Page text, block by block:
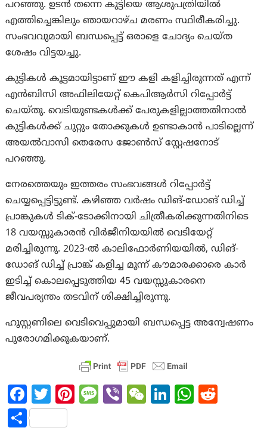
പറഞ്ഞു. ഉടൻ തന്നെ കുട്ടിയെ ആശുപത്രിയിൽ
എത്തിച്ചെങ്കിലും ഞായറാഴ്ച മരണം സ്ഥിരീകരിച്ചു.
സംഭവവുമായി ബന്ധപ്പെട്ട് ഒരാളെ ചോദ്യം ചെയ്ത
ശേഷം വിട്ടയച്ചു.
കുട്ടികൾ കൂട്ടമായിട്ടാണ് ഈ കളി കളിച്ചിരുന്നത് എന്ന്
എൻബിസി അഫിലിയേറ്റ് കെപിആർസി റിപ്പോർട്ട്
ചെയ്തു. വെടിയുണ്ടകൾക്ക് പേരുകളില്ലാത്തതിനാൽ
കുട്ടികൾക്ക് ചുറ്റും തോക്കുകൾ ഉണ്ടാകാൻ പാടില്ലെന്ന്
അയൽവാസി തെരേസ ജോൺസ് സ്റ്റേഷനോട്
പറഞ്ഞു.
നേരത്തെയും ഇത്തരം സംഭവങ്ങൾ റിപ്പോർട്ട്
ചെയ്യപ്പെട്ടിട്ടുണ്ട്. കഴിഞ്ഞ വർഷം ഡിങ്-ഡോങ് ഡിച്ച്
പ്രാങ്കുകൾ ടിക്-ടോക്കിനായി ചിത്രീകരിക്കുന്നതിനിടെ
18 വയസ്സുകാരൻ വിർജീനിയയിൽ വെടിയേറ്റ്
മരിച്ചിരുന്നു. 2023-ൽ കാലിഫോർണിയയിൽ, ഡിങ്-
ഡോങ് ഡിച്ച് പ്രാങ്ക് കളിച്ച മൂന്ന് കൗമാരക്കാരെ കാർ
ഇടിച്ച് കൊലപ്പെടുത്തിയ 45 വയസ്സുകാരനെ
ജീവപര്യന്തം തടവിന് ശിക്ഷിച്ചിരുന്നു.
ഹൂസ്റ്റണിലെ വെടിവെപ്പുമായി ബന്ധപ്പെട്ട അന്വേഷണം
പുരോഗമിക്കുകയാണ്.
Fa
ce
b
T
w
itt
Pi M Vi W Li W
S